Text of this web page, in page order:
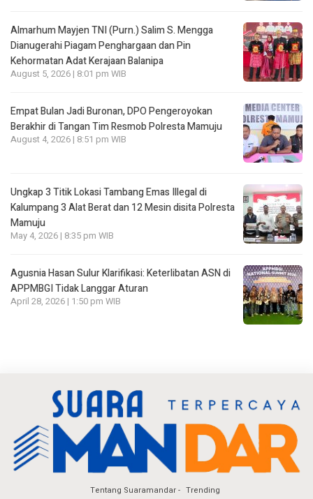
Almarhum Mayjen TNI (Purn.) Salim S. Mengga
Dianugerahi Piagam Penghargaan dan Pin
Kehormatan Adat Kerajaan Balanipa
August 5, 2026 | 8:01 pm WIB
Empat Bulan Jadi Buronan, DPO Pengeroyokan
Berakhir di Tangan Tim Resmob Polresta Mamuju
August 4, 2026 | 8:51 pm WIB
Ungkap 3 Titik Lokasi Tambang Emas Illegal di
Kalumpang 3 Alat Berat dan 12 Mesin disita Polresta
Mamuju
May 4, 2026 | 8:35 pm WIB
Agusnia Hasan Sulur Klarifikasi: Keterlibatan ASN di
APPMBGI Tidak Langgar Aturan
April 28, 2026 | 1:50 pm WIB
Tentang Suaramandar Trending